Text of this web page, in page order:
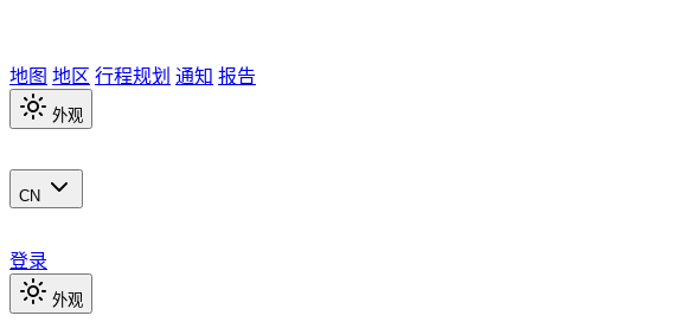
地图 地区 行程规划 通知 报告
外观
CN
登录
外观